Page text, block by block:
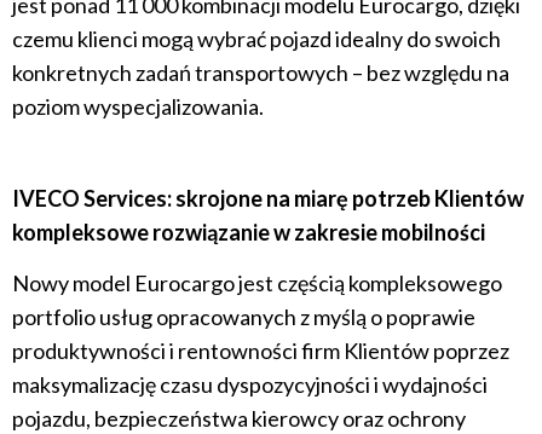
czemu klienci mogą wybrać pojazd idealny do swoich
konkretnych zadań transportowych – bez względu na
poziom wyspecjalizowania.
IVECO Services: skrojone na miarę potrzeb Klientów
kompleksowe rozwiązanie w zakresie mobilności
Nowy model Eurocargo jest częścią kompleksowego
portfolio usług opracowanych z myślą o poprawie
produktywności i rentowności firm Klientów poprzez
maksymalizację czasu dyspozycyjności i wydajności
pojazdu, bezpieczeństwa kierowcy oraz ochrony